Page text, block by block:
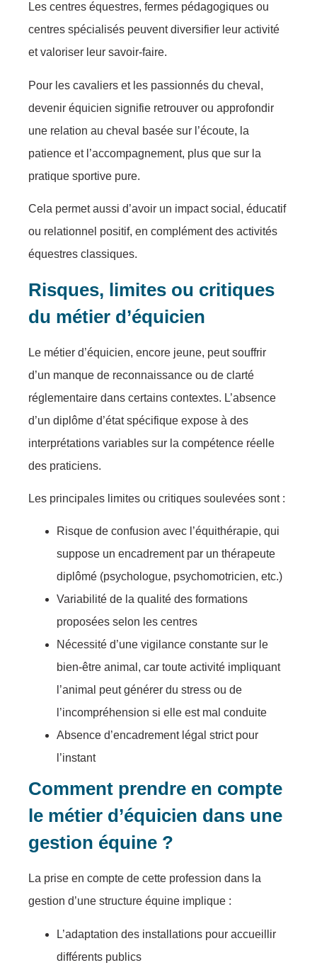
Les centres équestres, fermes pédagogiques ou
centres spécialisés peuvent diversifier leur activité
et valoriser leur savoir-faire.
Pour les cavaliers et les passionnés du cheval,
devenir équicien signifie retrouver ou approfondir
une relation au cheval basée sur l’écoute, la
patience et l’accompagnement, plus que sur la
pratique sportive pure.
Cela permet aussi d’avoir un impact social, éducatif
ou relationnel positif, en complément des activités
équestres classiques.
Risques, limites ou critiques
du métier d’équicien
Le métier d’équicien, encore jeune, peut souffrir
d’un manque de reconnaissance ou de clarté
réglementaire dans certains contextes. L’absence
d’un diplôme d’état spécifique expose à des
interprétations variables sur la compétence réelle
des praticiens.
Les principales limites ou critiques soulevées sont :
Risque de confusion avec l’équithérapie, qui
suppose un encadrement par un thérapeute
diplômé (psychologue, psychomotricien, etc.)
Variabilité de la qualité des formations
proposées selon les centres
Nécessité d’une vigilance constante sur le
bien-être animal, car toute activité impliquant
l’animal peut générer du stress ou de
l’incompréhension si elle est mal conduite
Absence d’encadrement légal strict pour
l’instant
Comment prendre en compte
le métier d’équicien dans une
gestion équine ?
La prise en compte de cette profession dans la
gestion d’une structure équine implique :
L’adaptation des installations pour accueillir
différents publics